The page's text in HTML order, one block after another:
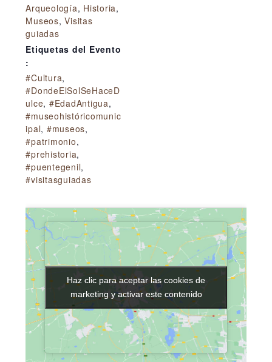
Arqueología, Historia,
Museos,Visitas
guiadas
Etiquetas del Evento
:
#Cultura,
#DondeElSolSeHaceD
ulce, #EdadAntigua,
#museohistóricomunic
ipal, #museos,
#patrimonio,
#prehistoria,
#puentegenil,
#visitasguiadas
Haz clic para aceptar las cookies de
marketing y activar este contenido
Haz clic para aceptar las cookies de
marketing y activar este contenido